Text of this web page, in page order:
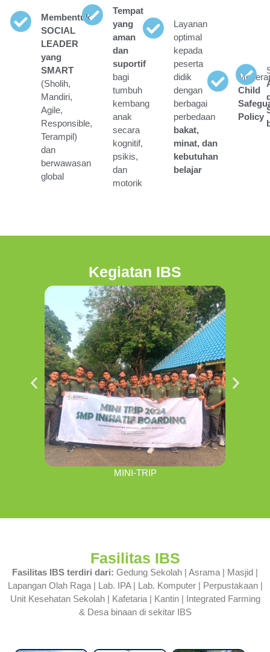
Membentuk
SOCIAL
LEADER
yang
SMART
(Sholih,
Mandiri,
Agile,
Responsible,
Terampil)
dan
berwawasan
global
Tempat
yang
aman
dan
suportif
bagi
tumbuh
kembang
anak
secara
kognitif,
psikis,
dan
motorik
Layanan
optimal
kepada
peserta
didik
dengan
berbagai
perbedaan
bakat,
minat, dan
kebutuhan
belajar
Child
Policy
Kegiatan IBS
MINI-TRIP
Fasilitas IBS
Fasilitas IBS terdiri dari: Gedung Sekolah | Asrama | Masjid |
Lapangan Olah Raga | Lab. IPA | Lab. Komputer | Perpustakaan |
Unit Kesehatan Sekolah | Kafetaria | Kantin | Integrated Farming
& Desa binaan di sekitar IBS